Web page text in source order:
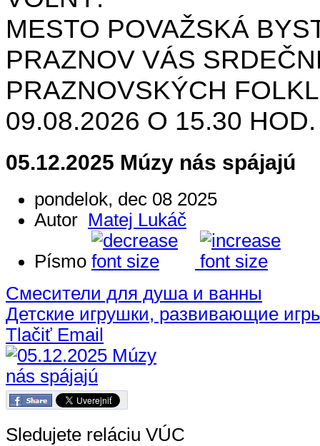
MESTO POVAŽSKÁ
PRAZNOV VÁS
PRAZNOVSKÝCH
09.08.2026 O 15.30
05.12.2025 Múzy nás spájajú
pondelok, dec 08 2025
Autor Matej Lukáč
Písmo
Смесители для душа и ванны
Детские игрушки, развивающие
Tlačiť Email
Sledujete reláciu VÚC